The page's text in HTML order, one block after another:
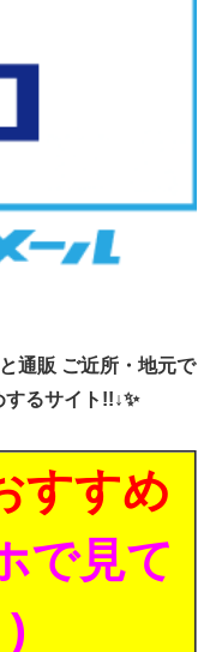
通販 ご近所・地元で
るサイト!!↓✨
すすめ
で見て